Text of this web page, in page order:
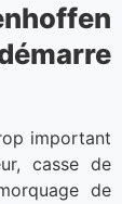
important
casse de
de